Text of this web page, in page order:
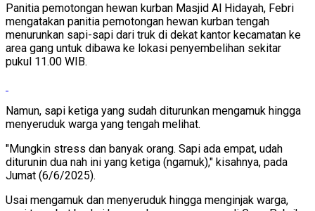
Panitia pemotongan hewan kurban Masjid Al Hidayah, Febri
mengatakan panitia pemotongan hewan kurban tengah
menurunkan sapi-sapi dari truk di dekat kantor kecamatan ke
area gang untuk dibawa ke lokasi penyembelihan sekitar
pukul 11.00 WIB.
Namun, sapi ketiga yang sudah diturunkan mengamuk hingga
menyeruduk warga yang tengah melihat.
"Mungkin stress dan banyak orang. Sapi ada empat, udah
diturunin dua nah ini yang ketiga (ngamuk)," kisahnya, pada
Jumat (6/6/2025).
Usai mengamuk dan menyeruduk hingga menginjak warga,